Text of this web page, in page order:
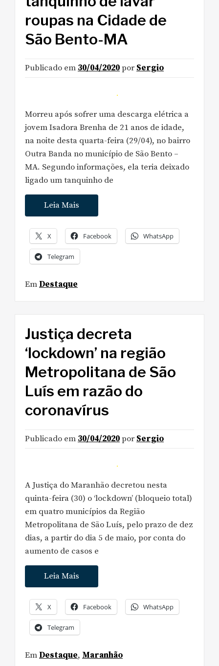
roupas na Cidade de
São Bento-MA
Publicado em 30/04/2020por Sergio
Morreu após sofrer uma descarga elétrica a
jovem Isadora Brenha de 21 anos de idade,
na noite desta quarta-feira (29/04), no bairro
Outra Banda no município de São Bento –
MA. Segundo informações, ela teria deixado
ligado um tanquinho de
Leia Mais
X Facebook WhatsApp
Telegram
EmDestaque
Justiça decreta
‘lockdown’ na região
Metropolitana de São
Luís em razão do
coronavírus
Publicado em 30/04/2020por Sergio
A Justiça do Maranhão decretou nesta
quinta-feira (30) o ‘lockdown’ (bloqueio total)
em quatro municípios da Região
Metropolitana de São Luís, pelo prazo de dez
dias, a partir do dia 5 de maio, por conta do
aumento de casos e
Leia Mais
X Facebook WhatsApp
Telegram
EmDestaque, Maranhão